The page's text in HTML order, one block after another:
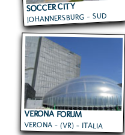
SOCCER CITY
JOHANNERSBURG - SUD
AFRICA
VERONA FORUM
VERONA - (VR) - ITALIA